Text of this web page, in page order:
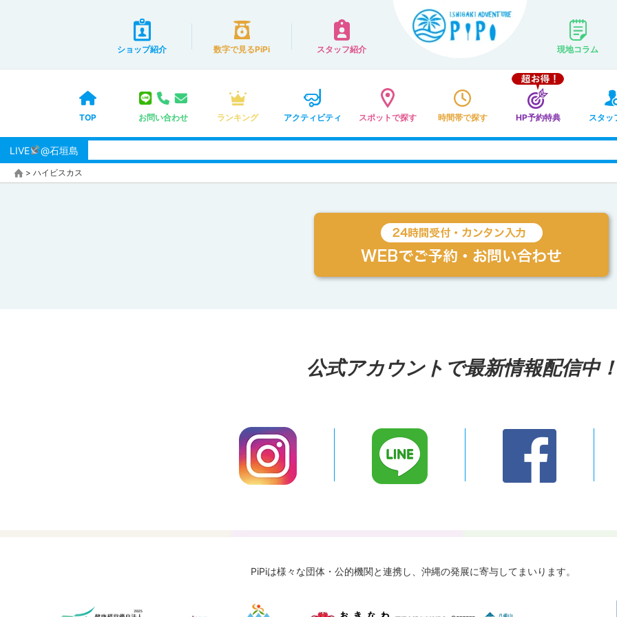
ショップ紹介 数字で見るPiPi スタッフ紹介 現地コラム
TOP お問い合わせ ランキング アクティビティ スポットで探す 時間帯で探す HP予約特典 スタッ
LIVE @石垣島
> ハイビスカス
公式アカウントで最新情報配信中
PiPiは様々な団体・公的機関と連携し、 沖縄の発展に寄与してまいります。